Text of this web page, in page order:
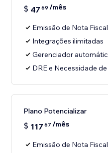
$ 47 69 /mês
Emissão de Nota
Integrações ilimitadas
Gerenciador
DRE e Necessidade
Plano Potencializar
$ 117 67 /mês
Emissão de Nota